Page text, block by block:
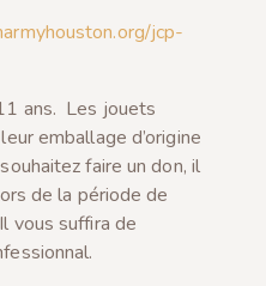
jcp-
ans. Les jouets
emballage d’origine
faire un don, il
de la période de
vous suffira de